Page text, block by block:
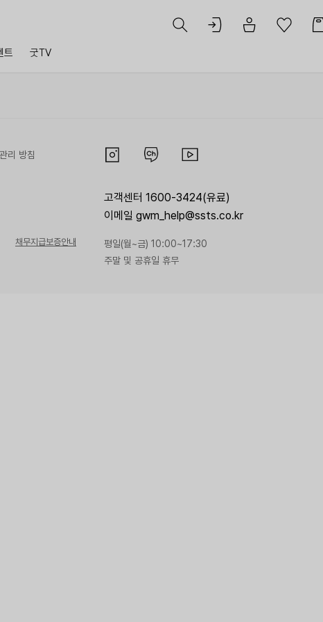
트 굿TV
리 방침
채무지급보증안내
고객센터 1600-3424(유료)
이메일 gwm_help@ssts.co.kr
평일(월~금) 10:00~17:30
주말 및 공휴일 휴무